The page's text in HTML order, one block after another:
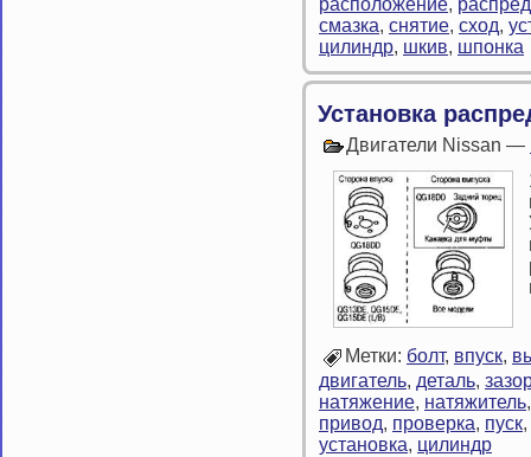
расположение,
смазка, снятие, сход,
цилиндр, шкив, шпонка
Установка
Двигатели Nissan —
Метки: болт, впуск,
двигатель, деталь,
натяжение, натяжитель
привод, проверка, пуск,
установка, цилиндр